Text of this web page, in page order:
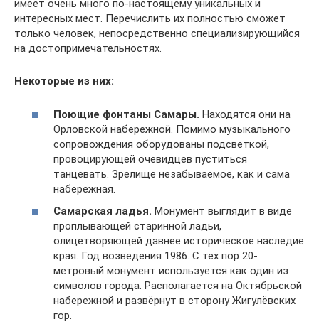
имеет очень много по-настоящему уникальных и
интересных мест. Перечислить их полностью сможет
только человек, непосредственно специализирующийся
на достопримечательностях.
Некоторые из них:
Поющие фонтаны Самары. Находятся они на
Орловской набережной. Помимо музыкального
сопровождения оборудованы подсветкой,
провоцирующей очевидцев пуститься
танцевать. Зрелище незабываемое, как и сама
набережная.
Самарская ладья. Монумент выглядит в виде
проплывающей старинной ладьи,
олицетворяющей давнее историческое наследие
края. Год возведения 1986. С тех пор 20-
метровый монумент используется как один из
символов города. Располагается на Октябрьской
набережной и развёрнут в сторону Жигулёвских
гор.